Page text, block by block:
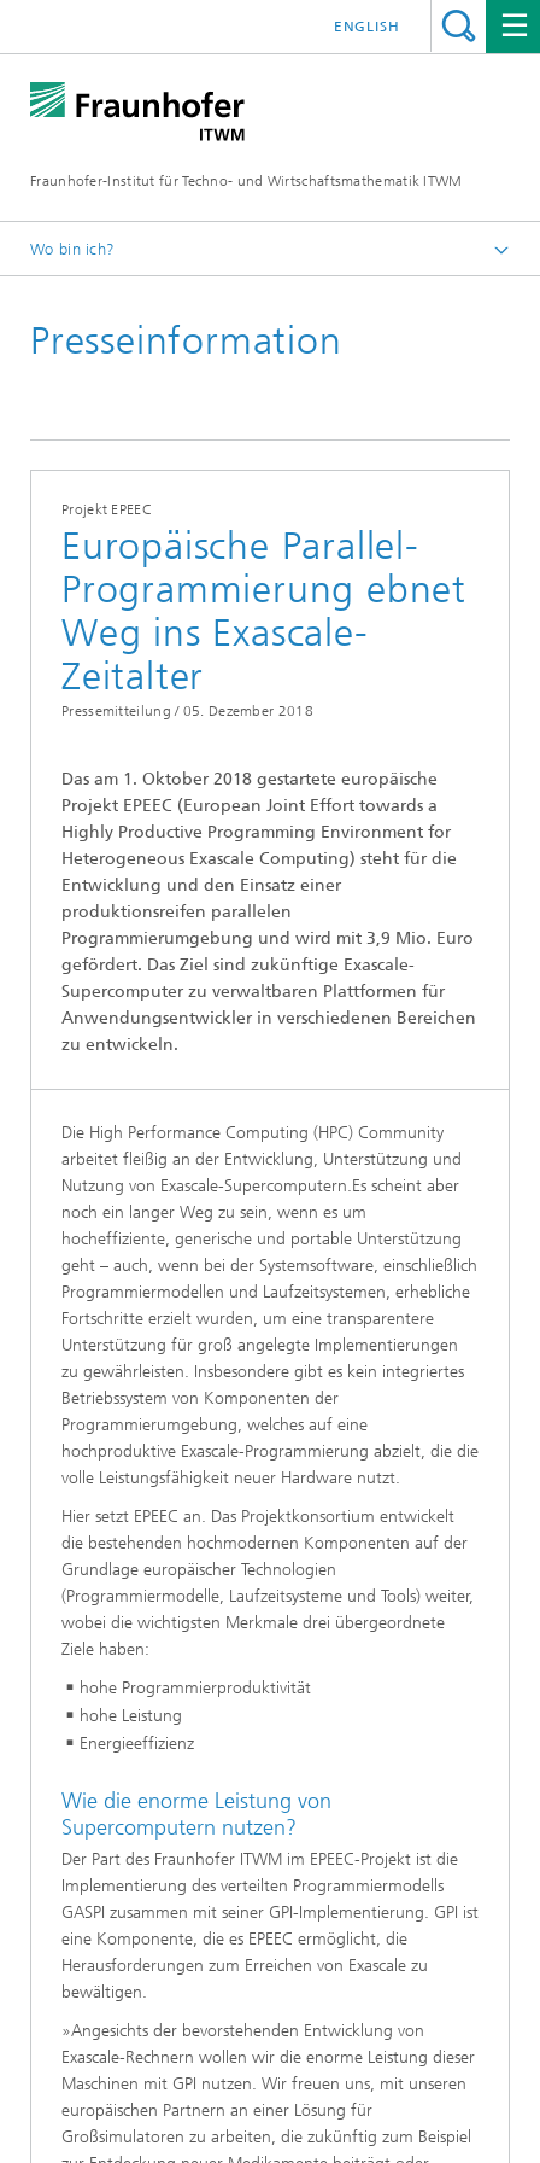
Fraunhofer-Institut für Techno- und Wirtschaftsmathematik ITWM
ENGLISH
Wo bin ich?
Presse|Aktuelles
Presseinformation
Projekt EPEEC
Europäische Parallel-
Programmierung ebnet
Weg ins Exascale-
Zeitalter
Pressemitteilung / 05. Dezember 2018
Das am 1. Oktober 2018 gestartete europäische
Projekt EPEEC (European Joint Effort towards a
Highly Productive Programming Environment for
Heterogeneous Exascale Computing) steht für die
Entwicklung und den Einsatz einer
produktionsreifen parallelen
Programmierumgebung und wird mit 3,9 Mio. Euro
gefördert. Das Ziel sind zukünftige Exascale-
Supercomputer zu verwaltbaren Plattformen für
Anwendungsentwickler in verschiedenen Bereichen
zu entwickeln.
Die High Performance Computing (HPC) Community
arbeitet fleißig an der Entwicklung, Unterstützung und
Nutzung von Exascale-Supercomputern.Es scheint aber
noch ein langer Weg zu sein, wenn es um
hocheffiziente, generische und portable Unterstützung
geht – auch, wenn bei der Systemsoftware, einschließlich
Programmiermodellen und Laufzeitsystemen, erhebliche
Fortschritte erzielt wurden, um eine transparentere
Unterstützung für groß angelegte Implementierungen
zu gewährleisten. Insbesondere gibt es kein integriertes
Betriebssystem von Komponenten der
Programmierumgebung, welches auf eine
hochproduktive Exascale-Programmierung abzielt, die die
volle Leistungsfähigkeit neuer Hardware nutzt.
Hier setzt EPEEC an. Das Projektkonsortium entwickelt
die bestehenden hochmodernen Komponenten auf der
Grundlage europäischer Technologien
(Programmiermodelle, Laufzeitsysteme und Tools) weiter,
wobei die wichtigsten Merkmale drei übergeordnete
Ziele haben:
hohe Programmierproduktivität
hohe Leistung
Energieeffizienz
Wie die enorme Leistung von
Supercomputern nutzen?
Der Part des Fraunhofer ITWM im EPEEC-Projekt ist die
Implementierung des verteilten Programmiermodells
GASPI zusammen mit seiner GPI-Implementierung. GPI ist
eine Komponente, die es EPEEC ermöglicht, die
Herausforderungen zum Erreichen von Exascale zu
bewältigen.
»Angesichts der bevorstehenden Entwicklung von
Exascale-Rechnern wollen wir die enorme Leistung dieser
Maschinen mit GPI nutzen. Wir freuen uns, mit unseren
europäischen Partnern an einer Lösung für
Großsimulatoren zu arbeiten, die zukünftig zum Beispiel